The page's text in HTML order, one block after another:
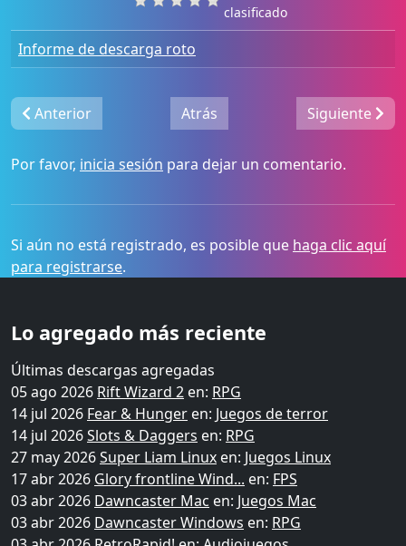
clasificado
Informe de descarga roto
Anterior Atrás Siguiente
Por favor, inicia sesión para dejar un comentario.
Si aún no está registrado, es posible que haga clic aquí
para registrarse.
Lo agregado más reciente
Últimas descargas agregadas
05 ago 2026 Rift Wizard 2 en: RPG
14 jul 2026 Fear & Hunger en: Juegos de terror
14 jul 2026Slots & Daggers en: RPG
27 may 2026Super Liam Linux en: Juegos Linux
17 abr 2026 Glory frontline Wind... en: FPS
03 abr 2026 Dawncaster Mac en: Juegos Mac
03 abr 2026 Dawncaster Windows en: RPG